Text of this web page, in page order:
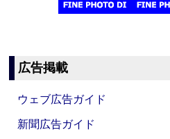
広告掲載
ウェブ広告ガイド
新聞広告ガイド